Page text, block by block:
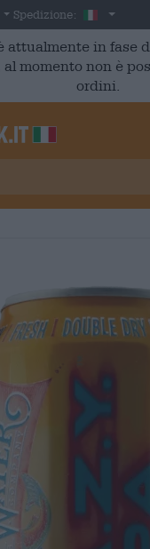
Italian
Spedizione: Italia
attualmente in fase
al momento non è
ordini.